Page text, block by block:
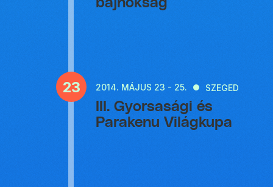
bajnokság
23 2014. MÁJUS 23 - 25. SZEGED
III. Gyorsasági és
Parakenu Világkupa